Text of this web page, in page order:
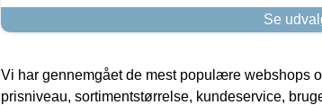
Se
Vi har gennemgået de mest populære webshops
prisniveau, sortimentstørrelse, kundeservice,